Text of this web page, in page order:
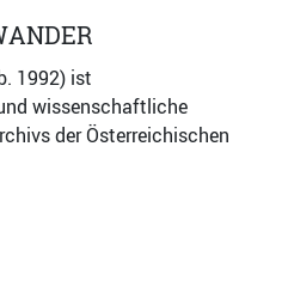
1992) ist
wissenschaftliche
der Österreichischen